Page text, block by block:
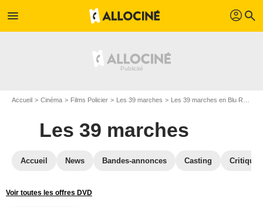
menu profil search
Accueil Cinéma Films Policier Les 39 marches Les 39 marches en Blu Ray
Les 39 marches
Accueil News Bandes-annonces Casting
Voir toutes les offres DVD